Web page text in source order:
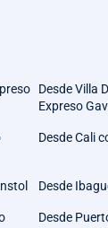
Desde Villa
Expreso
Desde Cali
Desde
Desde